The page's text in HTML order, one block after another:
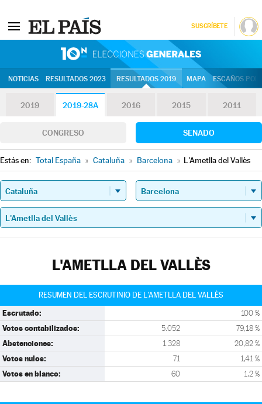
SUSCRÍBETE
NOTICIAS RESULTADOS 2023 RESULTADOS 2019 MAPA ESCAÑOS
2019 2019-28A 2016 2015 2011
CONGRESO SENADO
Estás en: Total España » Cataluña » Barcelona » L'Ametlla del Vallès
L'AMETLLA DEL VALLÈS
RESUMEN DEL ESCRUTINIO DE L'AMETLLA DEL VALLÈS
Escrutado: 100 %
Votos contabilizados: 5.052 79,18 %
Abstenciones: 1.328 20,82 %
Votos nulos: 71 1,41 %
Votos en blanco: 60 1,2 %